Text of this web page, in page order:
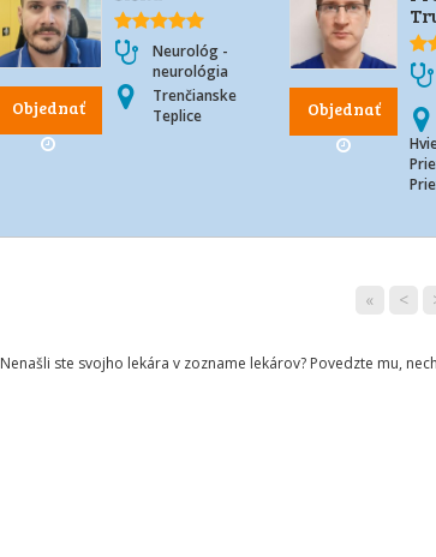
Objednať
Neurológ -
neurológia
Trenčianske
Teplice
Objednať
« <
Nenašli ste svojho lekára v zozname lekárov? Povedzte mu,